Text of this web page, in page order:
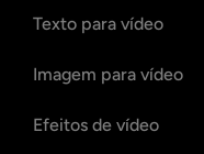
Texto para vídeo
Imagem para vídeo
Efeitos de vídeo